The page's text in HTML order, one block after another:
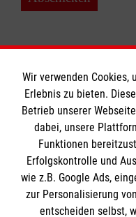
Informationen
Impressum
Datenschutz
Kontakt
Die Malteser
Wir verwenden Cookies,
Erlebnis zu bieten.
Betrieb unserer
dabei, unsere
Funktionen
Erfolgskontrolle und
wie z.B. Google Ads,
zur Personalisierung
entscheiden selbst,